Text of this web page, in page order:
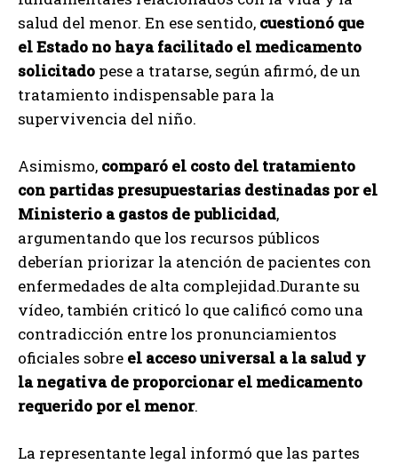
salud del menor. En ese sentido, cuestionó que
el Estado no haya facilitado el medicamento
solicitado pese a tratarse, según afirmó, de un
tratamiento indispensable para la
supervivencia del niño.
Asimismo, comparó el costo del tratamiento
con partidas presupuestarias destinadas por el
Ministerio a gastos de publicidad,
argumentando que los recursos públicos
deberían priorizar la atención de pacientes con
enfermedades de alta complejidad.Durante su
vídeo, también criticó lo que calificó como una
contradicción entre los pronunciamientos
oficiales sobre el acceso universal a la salud y
la negativa de proporcionar el medicamento
requerido por el menor.
La representante legal informó que las partes